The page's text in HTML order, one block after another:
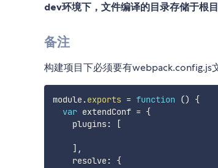
dev环境下，文件编译的目录存储于根
备注
构建项目下必须要有webpack.config.js
module.exports = function ()
{
var extendConf = {
    plugins
: [
] ,
    resolve
: {